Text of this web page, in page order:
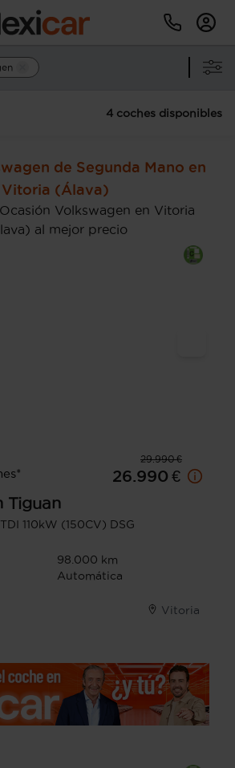
4 coches disponibles
de Segunda Mano en
Vitoria (Álava)
Volkswagen en Vitoria
al mejor precio
29.990 €
26.990 €
Tiguan
110kW (150CV) DSG
98.000 km
Automática
Vitoria